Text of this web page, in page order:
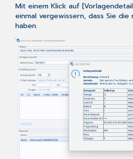
Mit einem Klick auf
einmal vergewissern, dass Sie
haben.